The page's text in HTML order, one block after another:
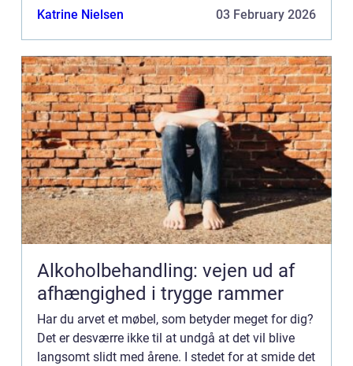
kan du genopfriske det med en ombetrækning. ...
Katrine Nielsen 03 February 2026
Alkoholbehandling: vejen ud af
afhængighed i trygge rammer
Har du arvet et møbel, som betyder meget for dig?
Det er desværre ikke til at undgå at det vil blive
langsomt slidt med årene. I stedet for at smide det